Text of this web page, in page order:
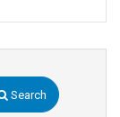
Search